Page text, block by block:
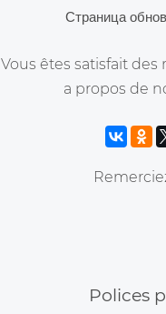
Страница
Vous êtes satisfait des
a propos de
Polices